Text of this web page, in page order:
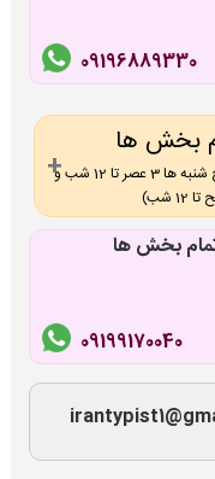
09196889330
بخش ها
ساعات غیر اداری (همه روزه 6 عصر تا 12 شب، پنج شنبه ها 3 عصر تا 12 شب و
تمام بخش ها
09199170040